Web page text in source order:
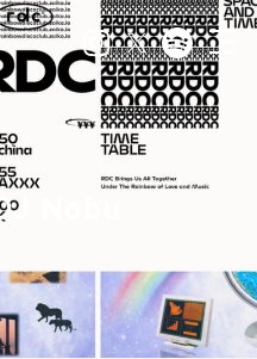
Nobu